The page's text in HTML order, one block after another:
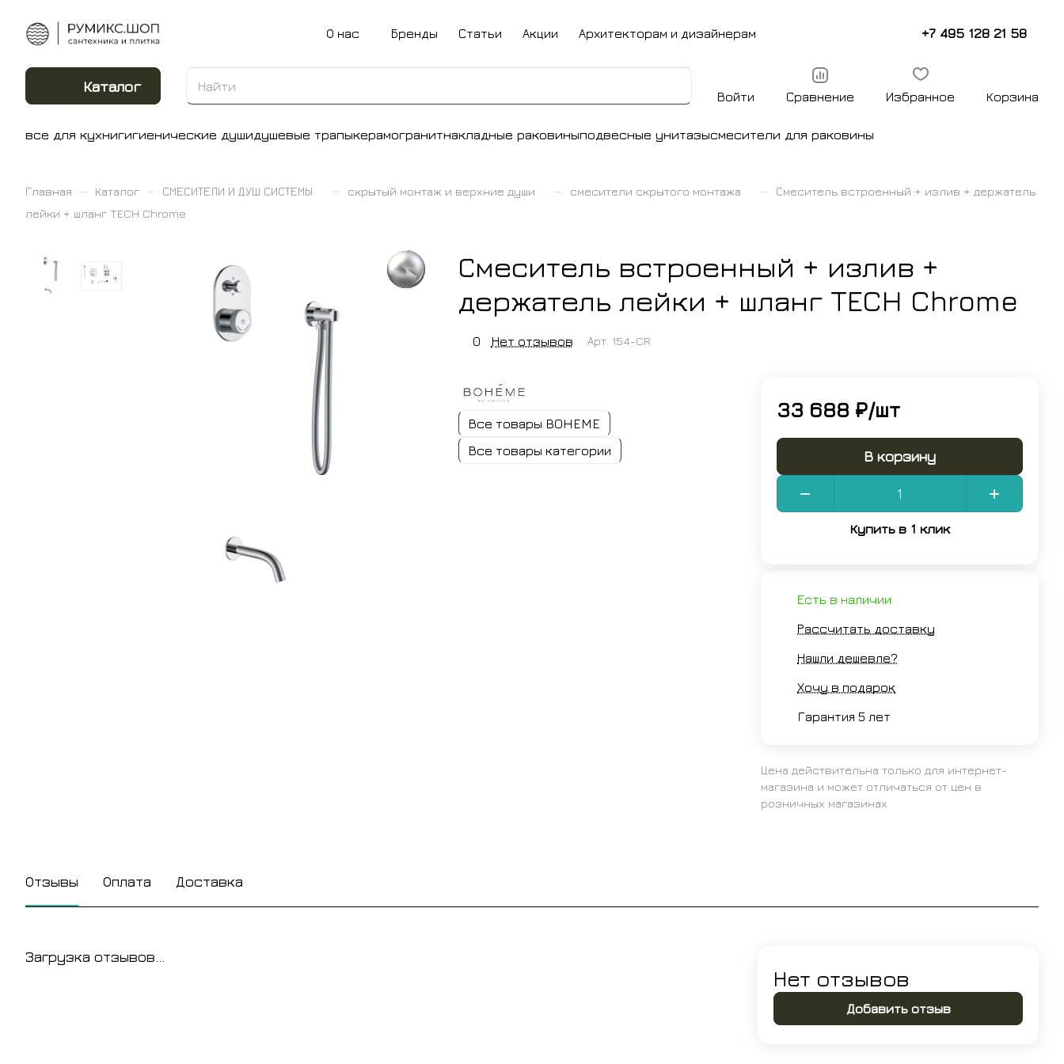
О нас Бренды Статьи Акции Архитекторам и дизайнерам +7 495 128 21 58
Каталог
Войти Сравнение Избранное Корзина
все для кухнигигиенические душидушевые трапыкерамогранитнакладные раковиныподвесные унитазысмесители для раковины
Главная – Каталог – СМЕСИТЕЛИ И ДУШ СИСТЕМЫ – скрытый монтаж и верхние души – смесители скрытого монтажа –
Смеситель встроенный + излив + держатель
лейки + шланг TECH Chrome
Смеситель встроенный + излив +
держатель лейки + шланг TECH Chrome
0 Нет отзывов Арт. 154-CR
Все товары BOHEME
Все товары категории
33 688 ₽/шт
В корзину
Купить в 1 клик
Есть в наличии
Рассчитать доставку
Нашли дешевле?
Хочу в подарок
Гарантия 5 лет
Цена действительна только для интернет-
магазина и может отличаться от цен в
розничных магазинах
Отзывы Оплата Доставка
Загрузка отзывов...
Нет отзывов
Добавить отзыв